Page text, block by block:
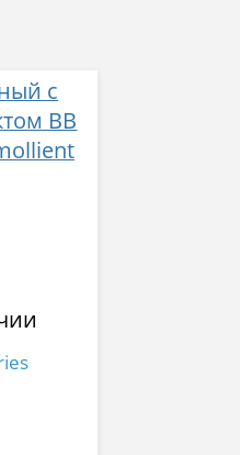
с
BB